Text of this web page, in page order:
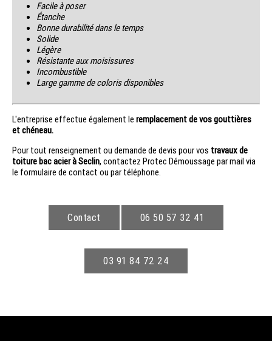
Facile à poser
Étanche
Bonne durabilité dans le temps
Solide
Légère
Résistante aux moisissures
Incombustible
Large gamme de coloris disponibles
L'entreprise effectue également le remplacement de vos gouttières
et chéneau.
Pour tout renseignement ou demande de devis pour vos travaux de
toiture bac acier à Seclin, contactez Protec Démoussage par mail via
le formulaire de contact ou par téléphone.
Contact 06 50 57 32 41
03 91 84 72 24